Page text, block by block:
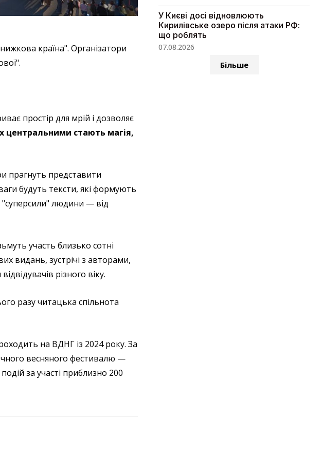
країна". Організатори
простір для мрій і дозволяє
центральними стають магія,
прагнуть представити
будуть тексти, які формують
"суперсили" людини — від
участь близько сотні
видань, зустрічі з авторами,
різного віку.
разу читацька спільнота
на ВДНГ із 2024 року. За
весняного фестивалю —
за участі приблизно 200
У Києві досі відновлюють
Кирилівське озеро після атаки РФ:
що роблять
07.08.2026
Більше